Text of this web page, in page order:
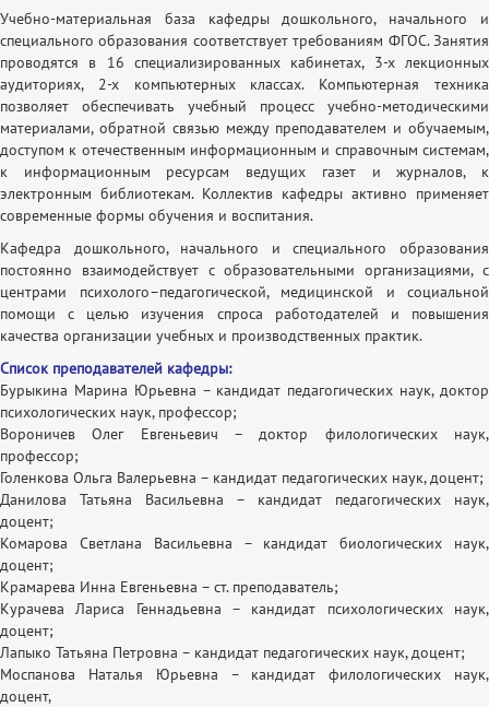
Учебно-материальная база кафедры дошкольного, начального и
специального образования соответствует требованиям ФГОС. Занятия
проводятся в 16 специализированных кабинетах, 3-х лекционных
аудиториях, 2-х компьютерных классах. Компьютерная техника
позволяет обеспечивать учебный процесс учебно-методическими
материалами, обратной связью между преподавателем и обучаемым,
доступом к отечественным информационным и справочным системам,
к информационным ресурсам ведущих газет и журналов, к
электронным библиотекам. Коллектив кафедры активно применяет
современные формы обучения и воспитания.
Кафедра дошкольного, начального и специального образования
постоянно взаимодействует с образовательными организациями, с
центрами психолого–педагогической, медицинской и социальной
помощи с целью изучения спроса работодателей и повышения
качества организации учебных и производственных практик.
Список преподавателей кафедры:
Бурыкина Марина Юрьевна – кандидат педагогических наук, доктор
психологических наук, профессор;
Вороничев Олег Евгеньевич – доктор филологических наук,
профессор;
Голенкова Ольга Валерьевна – кандидат педагогических наук, доцент;
Данилова Татьяна Васильевна – кандидат педагогических наук,
доцент;
Комарова Светлана Васильевна – кандидат биологических наук,
доцент;
Крамарева Инна Евгеньевна – ст. преподаватель;
Курачева Лариса Геннадьевна – кандидат психологических наук,
доцент;
Лапыко Татьяна Петровна – кандидат педагогических наук, доцент;
Моспанова Наталья Юрьевна – кандидат филологических наук,
доцент,